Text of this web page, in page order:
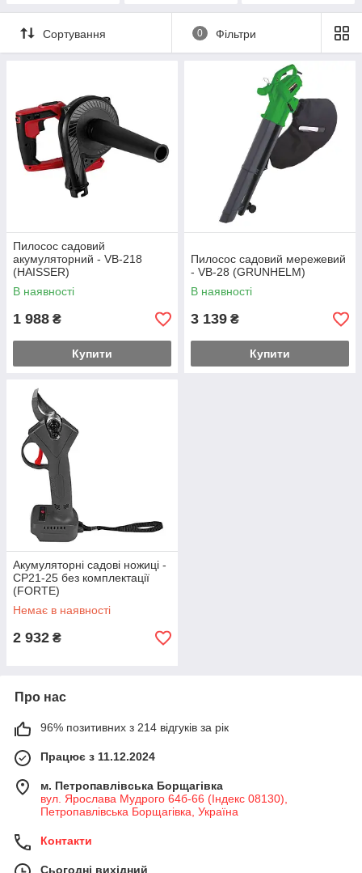
Сортування 0 Фільтри
Пилосос садовий
акумуляторний - VB-218
(HAISSER)
В наявності
1 988 ₴
Купити
Пилосос садовий мережевий
- VB-28 (GRUNHELM)
В наявності
3 139 ₴
Купити
Акумуляторні садові ножиці -
CP21-25 без комплектації
(FORTE)
Немає в наявності
2 932 ₴
Про нас
96% позитивних з 214 відгуків за рік
Працює з 11.12.2024
м. Петропавлівська Борщагівка
вул. Ярослава Мудрого 64б-66 (Індекс 08130),
Петропавлівська Борщагівка, Україна
Контакти
Сьогодні вихідний